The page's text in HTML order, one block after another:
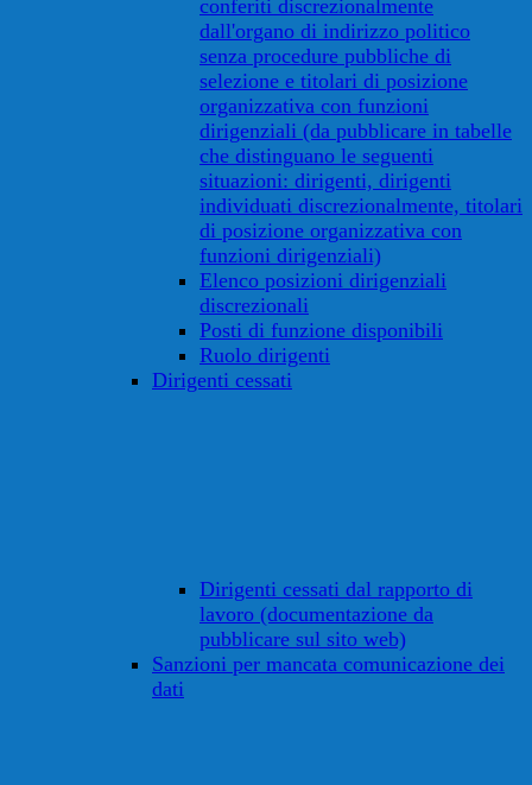
conferiti discrezionalmente
dall'organo di indirizzo politico
senza procedure pubbliche di
selezione e titolari di posizione
organizzativa con funzioni
dirigenziali (da pubblicare in tabelle
che distinguano le seguenti
situazioni: dirigenti, dirigenti
individuati discrezionalmente, titolari
di posizione organizzativa con
funzioni dirigenziali)
Elenco posizioni dirigenziali
discrezionali
Posti di funzione disponibili
Ruolo dirigenti
Dirigenti cessati
Dirigenti cessati dal rapporto di
lavoro (documentazione da
pubblicare sul sito web)
Sanzioni per mancata comunicazione dei
dati